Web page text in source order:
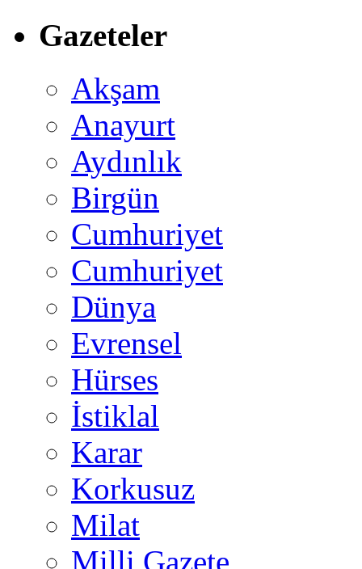
Gazeteler
Akşam
Anayurt
Aydınlık
Birgün
Cumhuriyet
Cumhuriyet
Dünya
Evrensel
Hürses
İstiklal
Karar
Korkusuz
Milat
Milli Gazete